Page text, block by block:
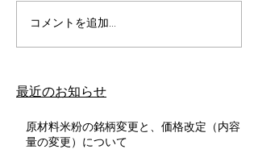
コメントを追加…
​最近のお知らせ
原材料米粉の銘柄変更と、価格改定（内容
量の変更）について